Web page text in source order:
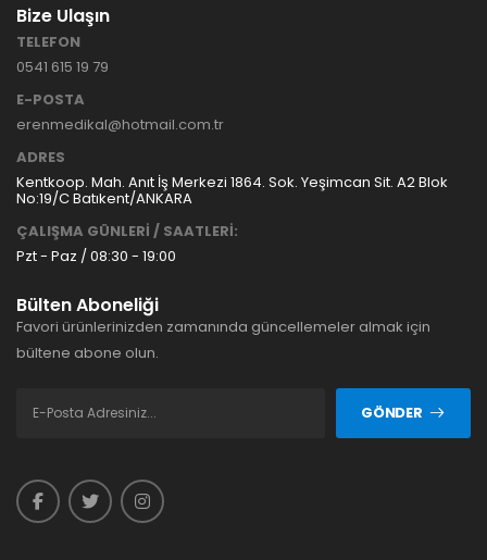
Bize Ulaşın
TELEFON
0541 615 19 79
E-POSTA
erenmedikal@hotmail.com.tr
ADRES
Kentkoop. Mah. Anıt İş Merkezi 1864. Sok. Yeşimcan Sit. A2 Blok
No:19/C Batıkent/ANKARA
ÇALIŞMA GÜNLERİ / SAATLERİ:
Pzt - Paz / 08:30 - 19:00
Bülten Aboneliği
Favori ürünlerinizden zamanında güncellemeler almak için
bültene abone olun.
GÖNDER